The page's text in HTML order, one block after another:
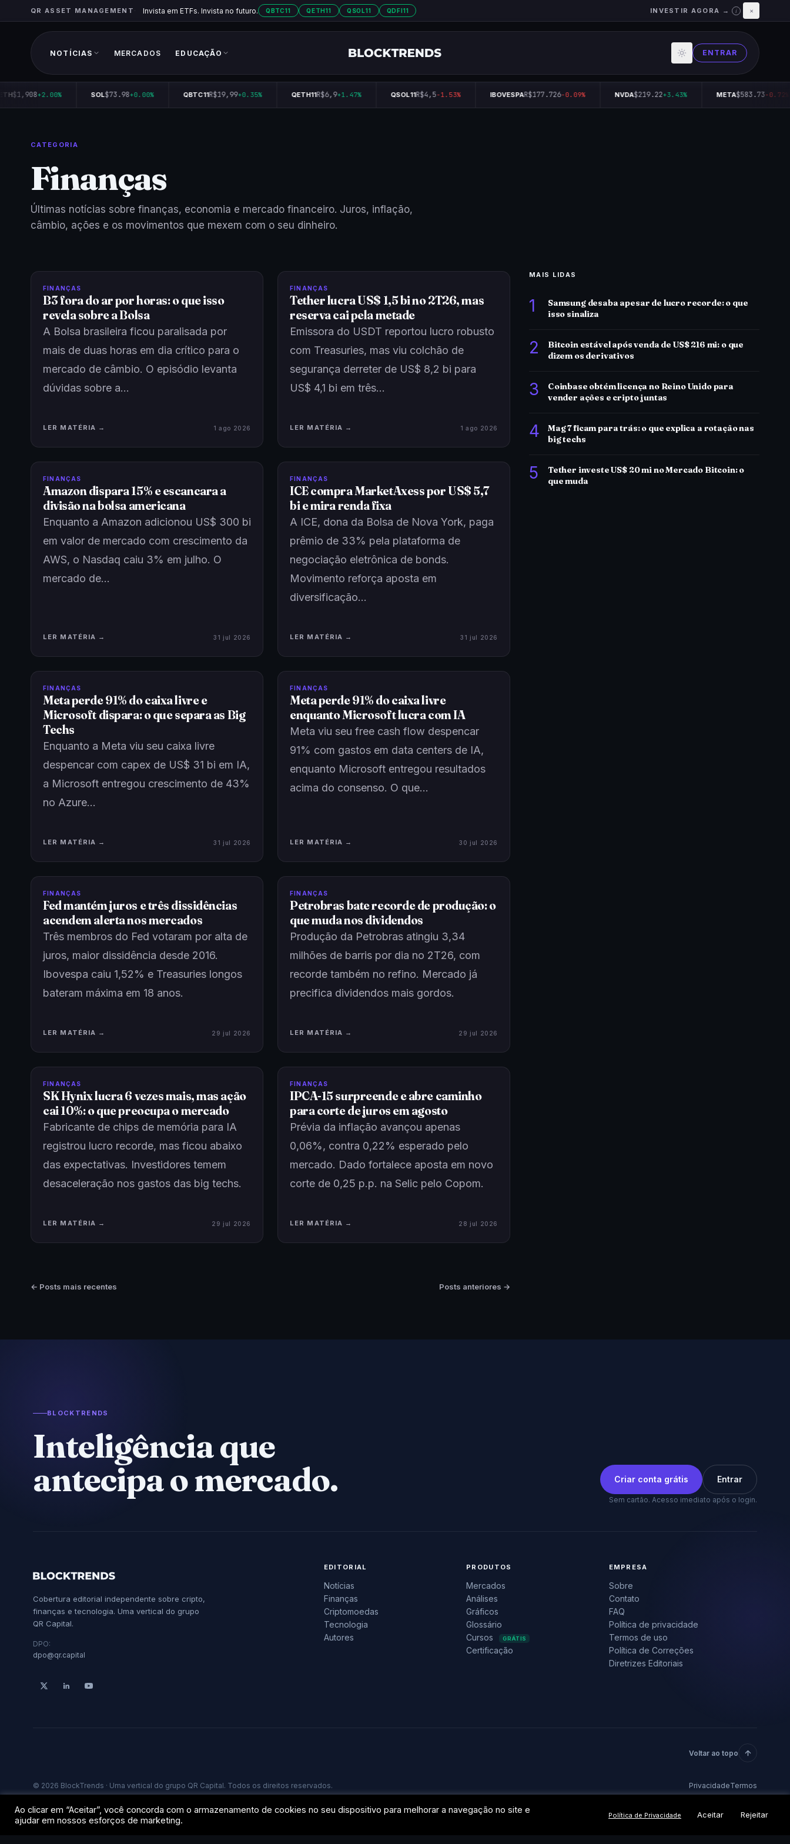
QR ASSET MANAGEMENT Invista em ETFs. Invista no futuro. QBTC11 QETH11 QSOL11 QDFI11 INVESTIR AGORA → i ×
NOTÍCIAS MERCADOS EDUCAÇÃO ENTRAR
$1,908+2.00% SOL$73.98+0.00% QBTC11R$19,99+0.35% QETH11R$6,9 +1.47% QSOL11R$4,5 -1.53% IBOVESPAR$177.726-0.09% NVDA$219.22+3.43% META$583.73-0.72%
CATEGORIA
Finanças
Últimas notícias sobre finanças, economia e mercado financeiro. Juros, inflação,
câmbio, ações e os movimentos que mexem com o seu dinheiro.
FINANÇAS
B3 fora do ar por horas: o que isso
revela sobre a Bolsa
A Bolsa brasileira ficou paralisada por
mais de duas horas em dia crítico para o
mercado de câmbio. O episódio levanta
dúvidas sobre a…
LER MATÉRIA → 1 ago 2026
FINANÇAS
Tether lucra US$ 1,5 bi no 2T26, mas
reserva cai pela metade
Emissora do USDT reportou lucro robusto
com Treasuries, mas viu colchão de
segurança derreter de US$ 8,2 bi para
US$ 4,1 bi em três…
LER MATÉRIA → 1 ago 2026
FINANÇAS
Amazon dispara 15% e escancara a
divisão na bolsa americana
Enquanto a Amazon adicionou US$ 300 bi
em valor de mercado com crescimento da
AWS, o Nasdaq caiu 3% em julho. O
mercado de…
LER MATÉRIA → 31 jul 2026
FINANÇAS
ICE compra MarketAxess por US$ 5,7
bi e mira renda fixa
A ICE, dona da Bolsa de Nova York, paga
prêmio de 33% pela plataforma de
negociação eletrônica de bonds.
Movimento reforça aposta em
diversificação…
LER MATÉRIA → 31 jul 2026
FINANÇAS
Meta perde 91% do caixa livre e
Microsoft dispara: o que separa as Big
Techs
Enquanto a Meta viu seu caixa livre
despencar com capex de US$ 31 bi em IA,
a Microsoft entregou crescimento de 43%
no Azure…
LER MATÉRIA → 31 jul 2026
FINANÇAS
Meta perde 91% do caixa livre
enquanto Microsoft lucra com IA
Meta viu seu free cash flow despencar
91% com gastos em data centers de IA,
enquanto Microsoft entregou resultados
acima do consenso. O que…
LER MATÉRIA → 30 jul 2026
FINANÇAS
Fed mantém juros e três dissidências
acendem alerta nos mercados
Três membros do Fed votaram por alta de
juros, maior dissidência desde 2016.
Ibovespa caiu 1,52% e Treasuries longos
bateram máxima em 18 anos.
LER MATÉRIA → 29 jul 2026
FINANÇAS
Petrobras bate recorde de produção: o
que muda nos dividendos
Produção da Petrobras atingiu 3,34
milhões de barris por dia no 2T26, com
recorde também no refino. Mercado já
precifica dividendos mais gordos.
LER MATÉRIA → 29 jul 2026
FINANÇAS
SK Hynix lucra 6 vezes mais, mas ação
cai 10%: o que preocupa o mercado
Fabricante de chips de memória para IA
registrou lucro recorde, mas ficou abaixo
das expectativas. Investidores temem
desaceleração nos gastos das big techs.
LER MATÉRIA → 29 jul 2026
FINANÇAS
IPCA-15 surpreende e abre caminho
para corte de juros em agosto
Prévia da inflação avançou apenas
0,06%, contra 0,22% esperado pelo
mercado. Dado fortalece aposta em novo
corte de 0,25 p.p. na Selic pelo Copom.
LER MATÉRIA → 28 jul 2026
← Posts mais recentes Posts anteriores →
MAIS LIDAS
1
Samsung desaba apesar de lucro recorde: o que
isso sinaliza
2
Bitcoin estável após venda de US$ 216 mi: o que
dizem os derivativos
3
Coinbase obtém licença no Reino Unido para
vender ações e cripto juntas
4
Mag 7 ficam para trás: o que explica a rotação nas
big techs
5
Tether investe US$ 20 mi no Mercado Bitcoin: o
que muda
BLOCKTRENDS
Inteligência que
antecipa o mercado.
Criar conta grátis Entrar
Sem cartão. Acesso imediato após o login.
Cobertura editorial independente sobre cripto,
finanças e tecnologia. Uma vertical do grupo
QR Capital.
DPO:
dpo@qr.capital
EDITORIAL
Notícias
Finanças
Criptomoedas
Tecnologia
Autores
PRODUTOS
Mercados
Análises
Gráficos
Glossário
Cursos
GRÁTIS
Certificação
EMPRESA
Sobre
Contato
FAQ
Política de privacidade
Termos de uso
Política de Correções
Diretrizes Editoriais
Voltar ao topo
© 2026 BlockTrends · Uma vertical do grupo QR Capital. Todos os direitos reservados. PrivacidadeTermos
Ao clicar em “Aceitar”, você concorda com o armazenamento de cookies no seu dispositivo para melhorar a navegação no site e
ajudar em nossos esforços de marketing.
Política de Privacidade Aceitar Rejeitar